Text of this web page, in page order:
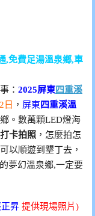
,免費足湯溫泉鄉,車
： 2025屏東四重溪
日 ， 屏東 四重溪溫
。數萬顆LED燈海
打卡拍照 ，怎麼拍怎
以順遊到墾丁去，
夢幻溫泉鄉,一定要
正昇 提供現場照片)